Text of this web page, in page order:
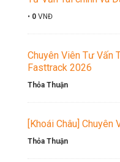
• 0 VNĐ
Chuyên Viên Tư Vấn
Fasttrack 2026
Thỏa Thuận
[Khoái Châu] Chuyên
Thỏa Thuận